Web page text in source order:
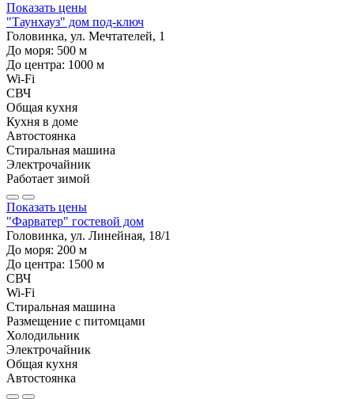
Показать цены
"Таунхауз" дом под-ключ
Головинка, ул. Мечтателей, 1
До моря: 500 м
До центра: 1000 м
Wi-Fi
СВЧ
Общая кухня
Кухня в доме
Автостоянка
Стиральная машина
Электрочайник
Работает зимой
Показать цены
"Фарватер" гостевой дом
Головинка, ул. Линейная, 18/1
До моря: 200 м
До центра: 1500 м
СВЧ
Wi-Fi
Стиральная машина
Размещение с питомцами
Холодильник
Электрочайник
Общая кухня
Автостоянка